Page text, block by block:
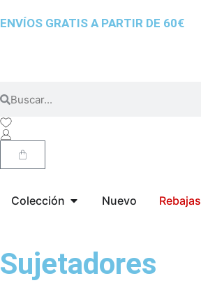
ENVÍOS GRATIS A PARTIR DE 60€
Colección Nuevo Rebajas
Sujetadores